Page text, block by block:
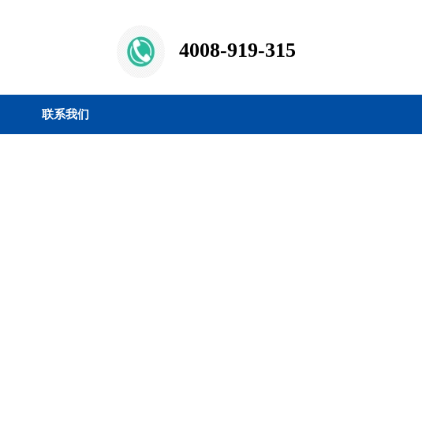
4008-919-315
联系我们